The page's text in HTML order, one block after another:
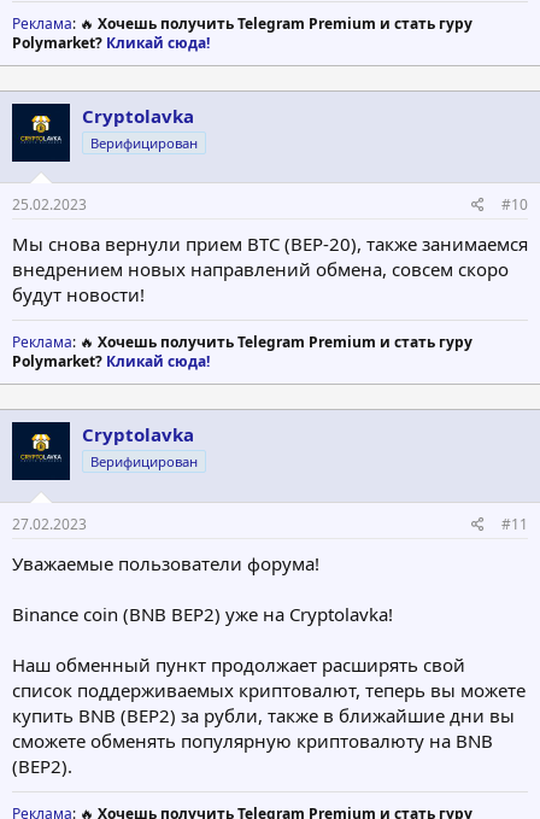
Реклама: 🔥 Хочешь получить Telegram Premium и стать гуру
Polymarket? Кликай сюда!
Cryptolavka
Верифицирован
25.02.2023 #10
Мы снова вернули прием BTC (BEP-20), также занимаемся
внедрением новых направлений обмена, совсем скоро
будут новости!
Реклама: 🔥 Хочешь получить Telegram Premium и стать гуру
Polymarket? Кликай сюда!
Cryptolavka
Верифицирован
27.02.2023 #11
Уважаемые пользователи форума!
Binance coin (BNB BEP2) уже на Cryptolavka!
Наш обменный пункт продолжает расширять свой
список поддерживаемых криптовалют, теперь вы можете
купить BNB (BEP2) за рубли, также в ближайшие дни вы
сможете обменять популярную криптовалюту на BNB
(BEP2).
Реклама: 🔥 Хочешь получить Telegram Premium и стать гуру